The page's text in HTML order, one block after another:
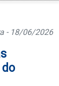
- 18/06/2026